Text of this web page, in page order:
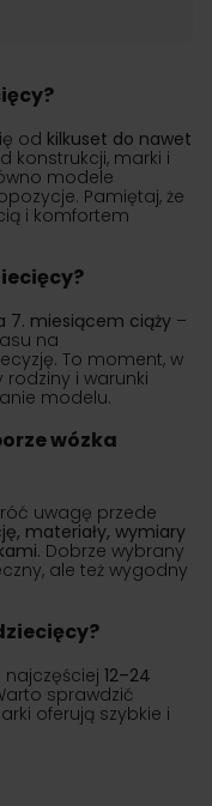
od kilkuset do nawet
konstrukcji, marki i
modele
Pamiętaj, że
i komfortem
7. miesiącem ciąży –
na
To moment, w
rodziny i warunki
modelu.
wózka
uwagę przede
materiały, wymiary
. Dobrze wybrany
ale też wygodny
12–24
sprawdzić
oferują szybkie i